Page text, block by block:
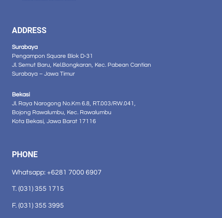
ADDRESS
Surabaya
Pengampon Square Blok D-31
Jl. Semut Baru, Kel.Bongkaran, Kec. Pabean Cantian
Surabaya – Jawa Timur
Bekasi
Jl. Raya Narogong No.Km 6.8, RT.003/RW.041,
Bojong Rawalumbu, Kec. Rawalumbu
Kota Bekasi, Jawa Barat 17116
PHONE
Whatsapp: +6281 7000 6907
T. (031) 355 1715
F. (031) 355 3995